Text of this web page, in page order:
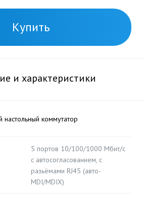
Купить
и характеристики
настольный коммутатор
5 портов 10/100/1000 Мбит/с
с автосогласованием, с
разьёмами RJ45 (авто-
MDI/MDIX)